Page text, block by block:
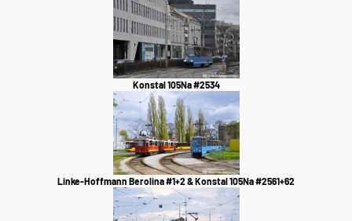
Konstal 105Na #2534
Linke-Hoffmann Berolina #1+2 & Konstal 105Na #2561+62